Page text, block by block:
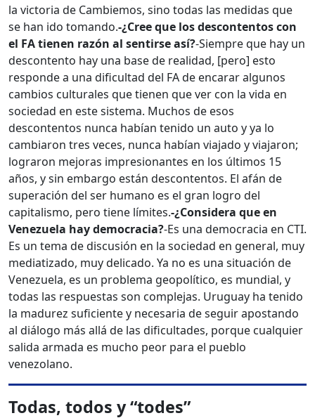
la victoria de Cambiemos, sino todas las medidas que
se han ido tomando.-¿Cree que los descontentos con
el FA tienen razón al sentirse así?-Siempre que hay un
descontento hay una base de realidad, [pero] esto
responde a una dificultad del FA de encarar algunos
cambios culturales que tienen que ver con la vida en
sociedad en este sistema. Muchos de esos
descontentos nunca habían tenido un auto y ya lo
cambiaron tres veces, nunca habían viajado y viajaron;
lograron mejoras impresionantes en los últimos 15
años, y sin embargo están descontentos. El afán de
superación del ser humano es el gran logro del
capitalismo, pero tiene límites.-¿Considera que en
Venezuela hay democracia?-Es una democracia en CTI.
Es un tema de discusión en la sociedad en general, muy
mediatizado, muy delicado. Ya no es una situación de
Venezuela, es un problema geopolítico, es mundial, y
todas las respuestas son complejas. Uruguay ha tenido
la madurez suficiente y necesaria de seguir apostando
al diálogo más allá de las dificultades, porque cualquier
salida armada es mucho peor para el pueblo
venezolano.
Todas, todos y “todes”